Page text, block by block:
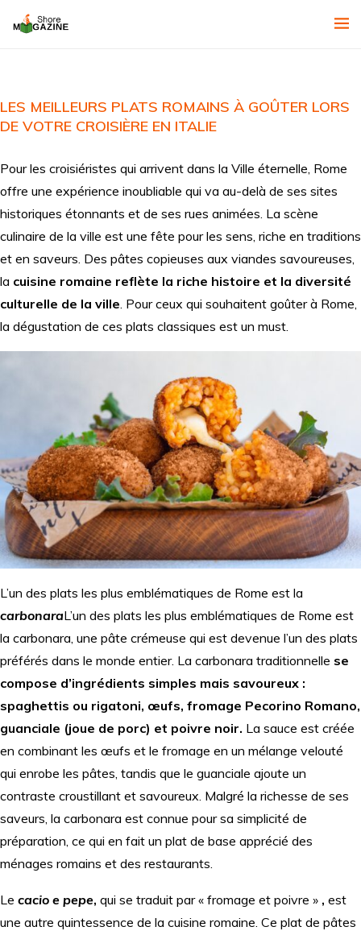
LES MEILLEURS PLATS ROMAINS À GOÛTER LORS
DE VOTRE CROISIÈRE EN ITALIE
Pour les croisiéristes qui arrivent dans la Ville éternelle, Rome
offre une expérience inoubliable qui va au-delà de ses sites
historiques étonnants et de ses rues animées. La scène
culinaire de la ville est une fête pour les sens, riche en traditions
et en saveurs. Des pâtes copieuses aux viandes savoureuses,
la cuisine romaine reflète la riche histoire et la diversité
culturelle de la ville . Pour ceux qui souhaitent goûter à Rome,
la dégustation de ces plats classiques est un must.
L’un des plats les plus emblématiques de Rome est la
carbonaraL’un des plats les plus emblématiques de Rome est
la carbonara, une pâte crémeuse qui est devenue l’un des plats
préférés dans le monde entier. La carbonara traditionnelle se
compose d’ingrédients simples mais savoureux :
spaghettis ou rigatoni, œufs, fromage Pecorino Romano,
guanciale (joue de porc) et poivre noir. La sauce est créée
en combinant les œufs et le fromage en un mélange velouté
qui enrobe les pâtes, tandis que le guanciale ajoute un
contraste croustillant et savoureux. Malgré la richesse de ses
saveurs, la carbonara est connue pour sa simplicité de
préparation, ce qui en fait un plat de base apprécié des
ménages romains et des restaurants.
Le cacio e pepe, qui se traduit par « fromage et poivre » , est
une autre quintessence de la cuisine romaine. Ce plat de pâtes